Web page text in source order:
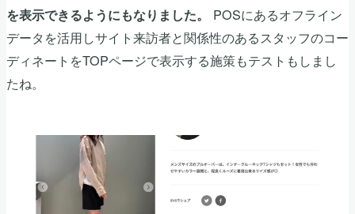
を表示できるようにもなりました。
POSにあるオフライン
データを活用しサイト来訪者と関係性のあるスタッフのコー
ディネートをTOPページで表示する施策もテストもしまし
たね。